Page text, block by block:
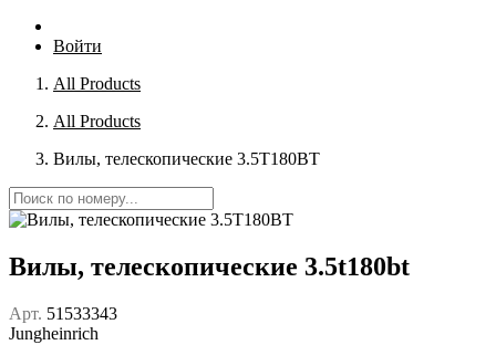
Войти
All Products
All Products
Вилы, телескопические 3.5T180BT
Вилы, телескопические 3.5t180bt
Арт. 51533343
Jungheinrich